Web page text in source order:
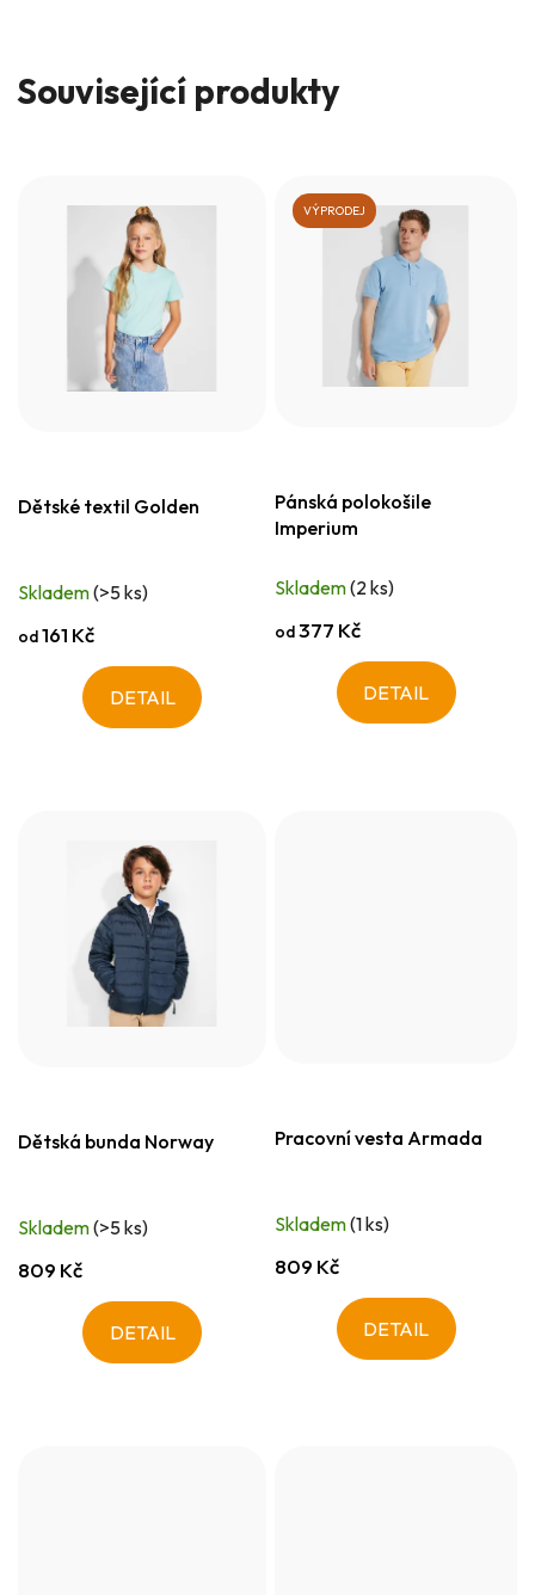
Související produkty
Dětské textil Golden
Skladem(>5 ks)
od161 Kč
DETAIL
VÝPRODEJ
Pánská polokošile
Imperium
Skladem(2 ks)
od377 Kč
DETAIL
Dětská bunda Norway
Skladem(>5 ks)
809 Kč
DETAIL
Pracovní vesta Armada
Skladem(1 ks)
809 Kč
DETAIL